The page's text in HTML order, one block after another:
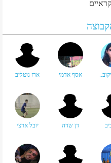
אסף אדמי ארז גוטליב
דן שדה יובל ארצי